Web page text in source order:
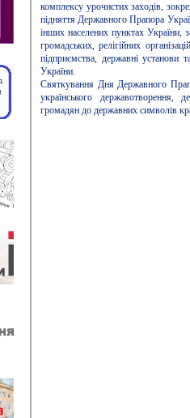
комплексу урочистих заходів,
підняття Державного Прапора
інших населених пунктах України,
громадських, релігійних
підприємства, державні установи
України.
Святкування Дня Державного
українського державотворення,
громадян до державних символів